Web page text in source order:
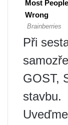
Při
GOST,
stavbu.